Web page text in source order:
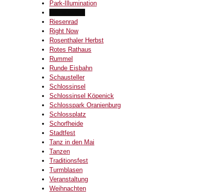
Park-Illumination
Riesenrad
Right Now
Rosenthaler Herbst
Rotes Rathaus
Rummel
Runde Eisbahn
Schausteller
Schlossinsel
Schlossinsel Köpenick
Schlosspark Oranienburg
Schlossplatz
Schorfheide
Stadtfest
Tanz in den Mai
Tanzen
Traditionsfest
Turmblasen
Veranstaltung
Weihnachten